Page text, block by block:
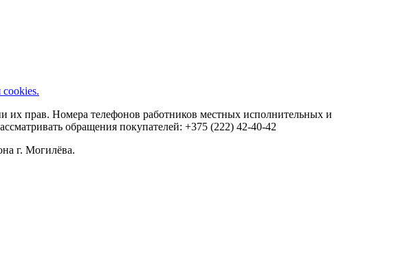
их прав. Номера телефонов работников местных исполнительных и
обращения покупателей: +375 (222) 42-40-42
г. Могилёва.